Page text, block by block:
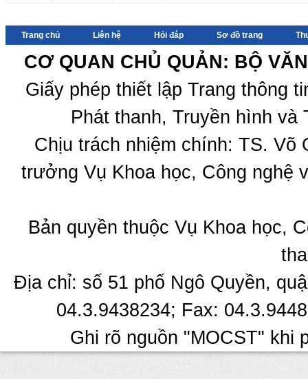
Trang chủ Liên hệ Hỏi đáp Sơ đồ trang
CƠ QUAN CHỦ QUẢN: BỘ
Giấy phép thiết lập Trang thông
Phát thanh, Truyền hình
Chịu trách nhiệm chính: TS.
trưởng Vụ Khoa học, Công nghệ
Bản quyền thuộc Vụ Khoa học,
Địa chỉ: số 51 phố Ngô Quyền,
04.3.9438234; Fax:
Ghi rõ nguồn "MOCST" khi